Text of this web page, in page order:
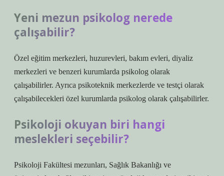
Yeni mezun psikolog nerede
çalışabilir?
Özel eğitim merkezleri, huzurevleri, bakım evleri, diyaliz
merkezleri ve benzeri kurumlarda psikolog olarak
çalışabilirler. Ayrıca psikoteknik merkezlerde ve testçi olarak
çalışabilecekleri özel kurumlarda psikolog olarak çalışabilirler.
Psikoloji okuyan biri hangi
meslekleri seçebilir?
Psikoloji Fakültesi mezunları, Sağlık Bakanlığı ve